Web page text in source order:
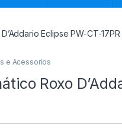
Eclipse PW-CT-17PR
e Acessorios
Roxo